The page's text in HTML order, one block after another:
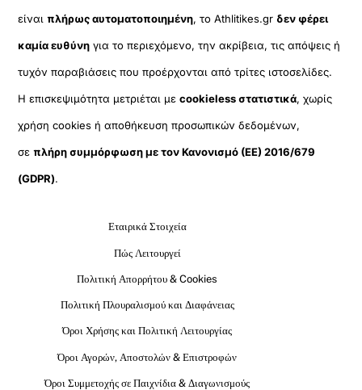
είναιπλήρως αυτοματοποιημένη, το Athlitikes.gr δεν φέρει
καμία ευθύνη για το περιεχόμενο, την ακρίβεια, τις απόψεις ή
τυχόν παραβιάσεις που προέρχονται από τρίτες ιστοσελίδες.
Η επισκεψιμότητα μετριέται μεcookieless στατιστικά, χωρίς
χρήση cookies ή αποθήκευση προσωπικών δεδομένων,
σεπλήρη συμμόρφωση με τον Κανονισμό (ΕΕ) 2016/679
(GDPR).
Εταιρικά Στοιχεία
Πώς Λειτουργεί
Πολιτική Απορρήτου & Cookies
Πολιτική Πλουραλισμού και Διαφάνειας
Όροι Χρήσης και Πολιτική Λειτουργίας
Όροι Αγορών, Αποστολών & Επιστροφών
Όροι Συμμετοχής σε Παιχνίδια & Διαγωνισμούς